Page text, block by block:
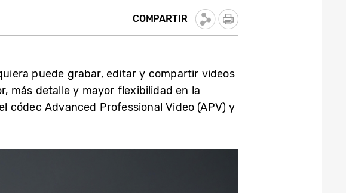
COMPARTIR
puede grabar, editar y compartir videos
más detalle y mayor flexibilidad en la
códec Advanced Professional Video (APV) y